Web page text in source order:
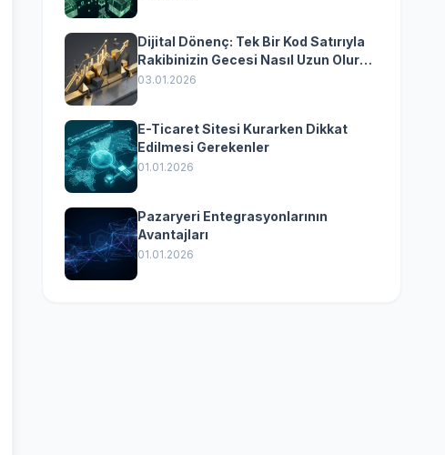
Dijital Dönenç: Tek Bir Kod Satırıyla
Rakibinizin Gecesi Nasıl Uzun Olur?
(Kurumsal Yazılımın Güçlü Rolü)
03.01.2026
E-Ticaret Sitesi Kurarken Dikkat
Edilmesi Gerekenler
01.01.2026
Pazaryeri Entegrasyonlarının
Avantajları
01.01.2026